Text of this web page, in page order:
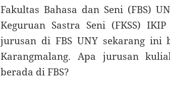
Fakultas Bahasa dan Seni (FBS)
Keguruan Sastra Seni (FKSS)
jurusan di FBS UNY sekarang
Karangmalang. Apa jurusan
berada di FBS?